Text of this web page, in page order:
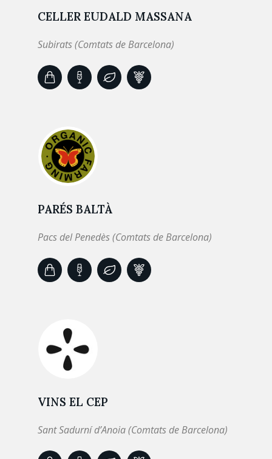
CELLER EUDALD MASSANA
Subirats (Comtats de Barcelona)
PARÉS BALTÀ
Pacs del Penedès (Comtats de Barcelona)
VINS EL CEP
Sant Sadurní d’Anoia (Comtats de Barcelona)